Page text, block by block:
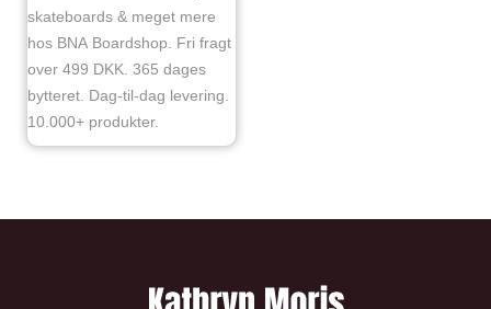
skateboards & meget mere
hos BNA Boardshop. Fri fragt
over 499 DKK. 365 dages
bytteret. Dag-til-dag levering.
10.000+ produkter.